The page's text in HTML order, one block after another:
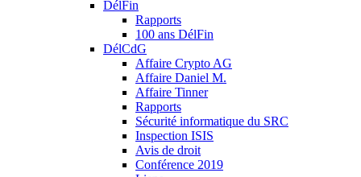
DélFin
Rapports
100 ans DélFin
DélCdG
Affaire Crypto AG
Affaire Daniel M.
Affaire Tinner
Rapports
Sécurité informatique du SRC
Inspection ISIS
Avis de droit
Conférence 2019